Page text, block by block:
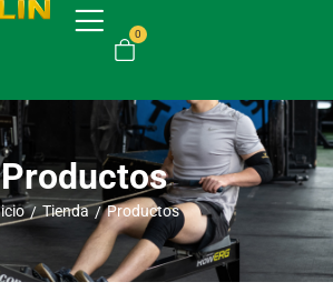
0
Productos
/ Tienda / Productos